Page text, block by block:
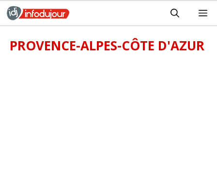
Aller
au
PROVENCE-ALPES-CÔTE D'AZUR